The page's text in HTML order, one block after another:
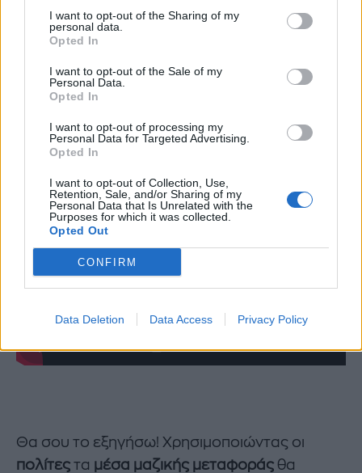
I want to opt-out of the Sharing of my
personal data.
Opted In
I want to opt-out of the Sale of my
Personal Data.
Opted In
I want to opt-out of processing my
Personal Data for Targeted Advertising.
Opted In
I want to opt-out of Collection, Use,
Retention, Sale, and/or Sharing of my
Personal Data that Is Unrelated with the
Purposes for which it was collected.
Opted Out
CONFIRM
Data Deletion Data Access Privacy Policy
Το συνολικό όφελος της ανταλλαγής
κάνει μόνο καλό στο περιβάλλον, αλλά θα
συμβάλει στην
των πολιτών όσο και του ίδιου του κράτους.
Θα σου το εξηγήσω! Χρησιμοποιώντας οι
πολίτες τα μέσα μαζικής μεταφοράς θα